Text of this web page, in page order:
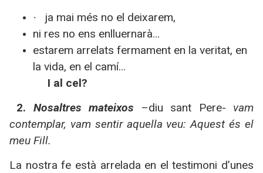
·
ja mai més no el deixarem,
ni res no ens enlluernarà…
estarem arrelats fermament en la veritat, en
la vida, en el camí…
I al cel?
2. Nosaltres mateixos –diu sant Pere- vam
contemplar, vam sentir aquella veu: Aquest és el
meu Fill.
La nostra fe està arrelada en el testimoni d’unes